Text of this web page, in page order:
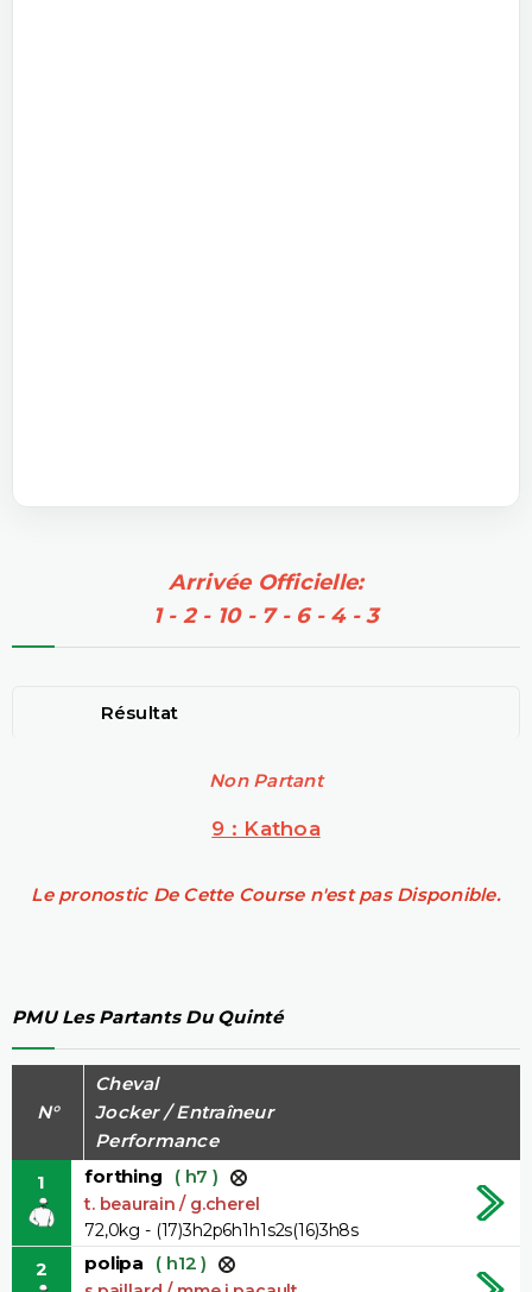
Arrivée Officielle:
1 - 2 - 10 - 7 - 6 - 4 - 3
Résultat
Non Partant
9 : Kathoa
Le pronostic De Cette Course n'est pas Disponible.
PMU Les Partants Du Quinté
N°
Cheval
Jocker / Entraîneur
Performance
1
forthing ( h7 )
t. beaurain / g.cherel
72,0kg - (17)3h2p6h1h1s2s(16)3h8s
2 polipa ( h12 )